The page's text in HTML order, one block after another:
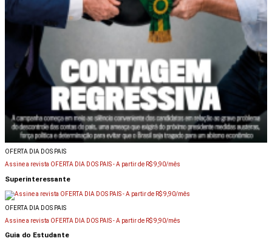
OFERTA DIA DOS PAIS
Assine a revista OFERTA DIA DOS PAIS -A partir de R$ 9,90/mês
Superinteressante
OFERTA DIA DOS PAIS
Assine a revista OFERTA DIA DOS PAIS -A partir de R$ 9,90/mês
Guia do Estudante